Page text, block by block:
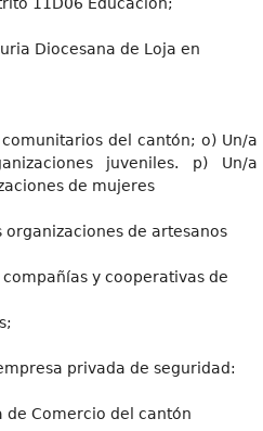
Diocesana de Loja en
del cantón; o) Un/a
juveniles. p) Un/a
de mujeres
de artesanos
y cooperativas de
privada de seguridad:
de Comercio del cantón